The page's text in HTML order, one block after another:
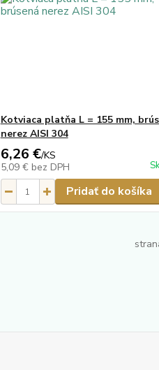
Kotviaca platňa L = 155 mm,
nerez AISI 304
6,26 €/KS
5,09 € bez DPH
Pridať do košíka